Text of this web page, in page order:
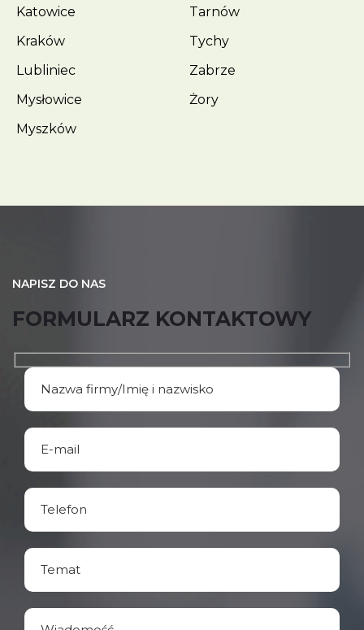
Katowice
Kraków
Lubliniec
Mysłowice
Myszków
Tarnów
Tychy
Zabrze
Żory
NAPISZ DO NAS
FORMULARZ KONTAKTOWY